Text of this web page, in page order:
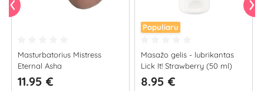
Masturbatorius Mistress
Eternal Asha
11.95 €
Populiaru
Masažo gelis - lubrikantas
Lick It! Strawberry (50 ml)
8.95 €